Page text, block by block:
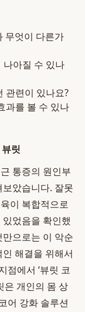
무엇이 다른가
나아질 수 있나
관련이 있나요?
과를 볼 수 있나
릿
통증의 원인부
았습니다. 잘못
이 복합적으로
었음을 확인했
으로는 이 악순
해결을 위해서
점에서 ‘뷰릿 코
은 개인의 몸 상
어 강화 솔루션